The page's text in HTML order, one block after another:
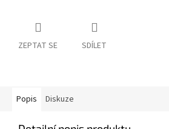
ZEPTAT SE SDÍLET
Popis Diskuze